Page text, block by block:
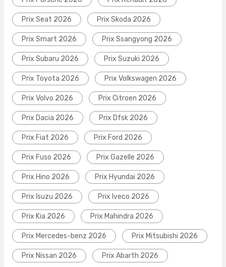
Prix Seat 2026 Prix Skoda 2026
Prix Smart 2026 Prix Ssangyong 2026
Prix Subaru 2026 Prix Suzuki 2026
Prix Toyota 2026 Prix Volkswagen 2026
Prix Volvo 2026 Prix Citroen 2026
Prix Dacia 2026 Prix Dfsk 2026
Prix Fiat 2026 Prix Ford 2026
Prix Fuso 2026 Prix Gazelle 2026
Prix Hino 2026 Prix Hyundai 2026
Prix Isuzu 2026 Prix Iveco 2026
Prix Kia 2026 Prix Mahindra 2026
Prix Mercedes-benz 2026 Prix Mitsubishi 2026
Prix Nissan 2026 Prix Abarth 2026